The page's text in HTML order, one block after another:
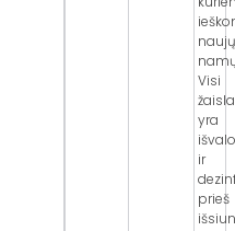
naujų
Visi
yra
ir
prieš